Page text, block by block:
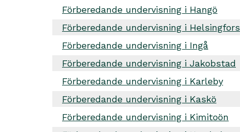
Förberedande undervisning i Hangö
Förberedande undervisning i Helsingfors
Förberedande undervisning i Ingå
Förberedande undervisning i Jakobstad
Förberedande undervisning i Karleby
Förberedande undervisning i Kaskö
Förberedande undervisning i Kimitoön